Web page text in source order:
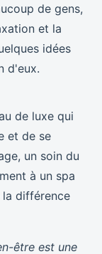
de gens,
et la
idées
d'eux.
de luxe qui
et de se
un soin du
à un spa
différence
être est une